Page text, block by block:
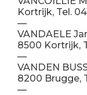
Kortrijk, Tel.
—
VANDAELE
8500 Kortrijk,
—
VANDEN
8200 Brugge,
—